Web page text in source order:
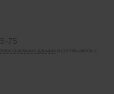
75
данных